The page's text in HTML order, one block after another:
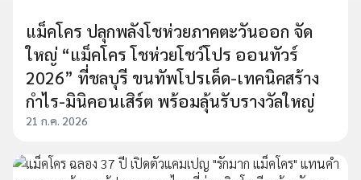
แม็คโคร ปลุกพลังโชห่วยภาคตะวันออก จัด
ใหญ่ “แม็คโคร โชห่วยโชว์โปร ออนทัวร์
2026” ที่ชลบุรี ขนทัพโปรเด็ด-เทคนิคสร้าง
กำไร-มินิคอนเสิร์ต พร้อมลุ้นรับรางวัลใหญ่
21 ก.ค. 2026